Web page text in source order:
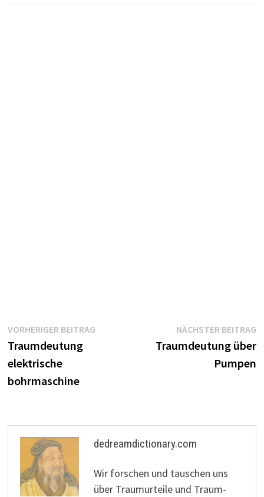
Beitragsnavigation
VORHERIGER BEITRAGVorheriger
Traumdeutung
elektrische
bohrmaschine
NÄCHSTER BEITRAG
Traumdeutung über
Pumpen
dedreamdictionary.com
Wir forschen und tauschen uns
über Traumurteile und Traum-